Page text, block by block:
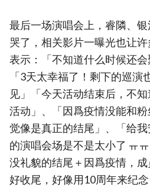
最后一场演唱会上，睿隣、
哭了，相关影片一曝光也让
表示：「不知道什么时候还会
「3天太幸福了！剩下的巡演
见」「今天活动结束后，不
活动」、「因爲疫情没能和
觉像是真正的结尾」、「给
的演唱会场是不是太小了 ㅠ
没礼貌的结尾＋因爲疫情，
好收尾，好像用10周年来纪